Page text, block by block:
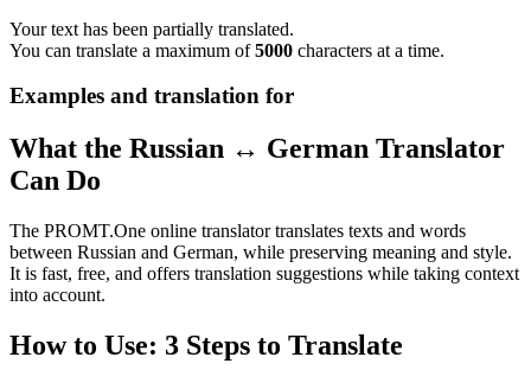
Your text has been partially translated.
You can translate a maximum of5000 characters at a time.
Examples and translation for
What the Russian ↔ German Translator
Can Do
The PROMT.One online translator translates texts and words
between Russian and German, while preserving meaning and style.
It is fast, free, and offers translation suggestions while taking context
into account.
How to Use: 3 Steps to Translate